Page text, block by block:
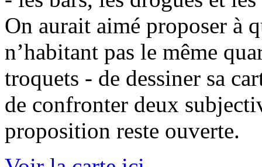
On aurait aimé proposer à
n’habitant pas le même
troquets - de dessiner sa
de confronter deux
proposition reste ouverte.